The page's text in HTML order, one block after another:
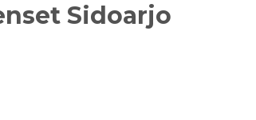
Sidoarjo